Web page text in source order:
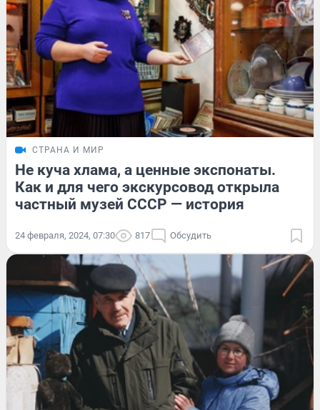
СТРАНА И МИР
Не куча хлама, а ценные экспонаты.
Как и для чего экскурсовод открыла
частный музей СССР — история
24 февраля, 2024, 07:30 817 Обсудить